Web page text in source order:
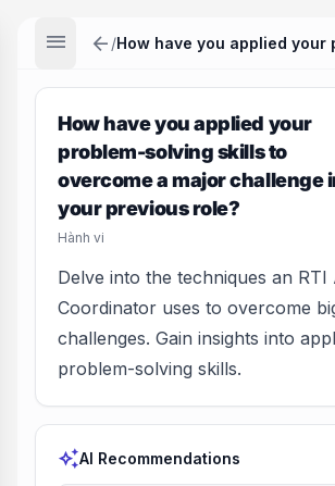
menu arrow_back /
How have you applied your
problem-solving skills to
overcome a major challenge
your previous role?
Hành vi
Delve into the techniques an RTI
Coordinator uses to overcome
challenges. Gain insights into
problem-solving skills.
auto_awesomeAI Recommendations